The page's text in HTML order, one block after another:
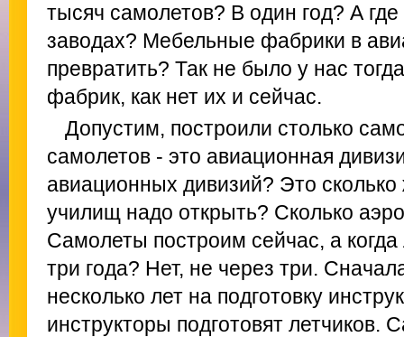
тысяч самолетов? В один год? А
заводах? Мебельные фабрики в
превратить? Так не было у нас
фабрик, как нет их и сейчас.
Допустим, построили столько
самолетов - это авиационная
авиационных дивизий? Это
училищ надо открыть? Сколько
Самолеты построим сейчас, а когда
три года? Нет, не через три.
несколько лет на подготовку
инструкторы подготовят летчиков.